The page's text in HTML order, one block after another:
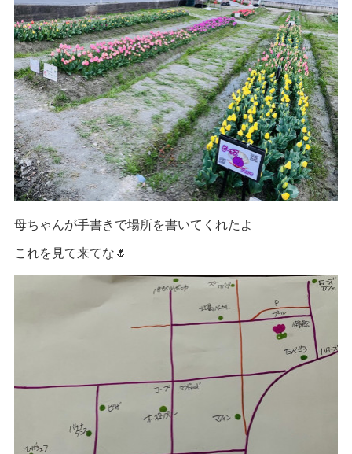
母ちゃんが手書きで場所を書いてくれたよ
これを見て来てな🌷